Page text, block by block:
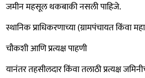
जमीन महसूल थकबाकी नसली पाहिजे.
स्थानिक प्राधिकरणाच्या (ग्रामपंचायत किंवा
चौकशी आणि प्रत्यक्ष पाहणी
यानंतर तहसीलदार किंवा तलाठी प्रत्यक्ष